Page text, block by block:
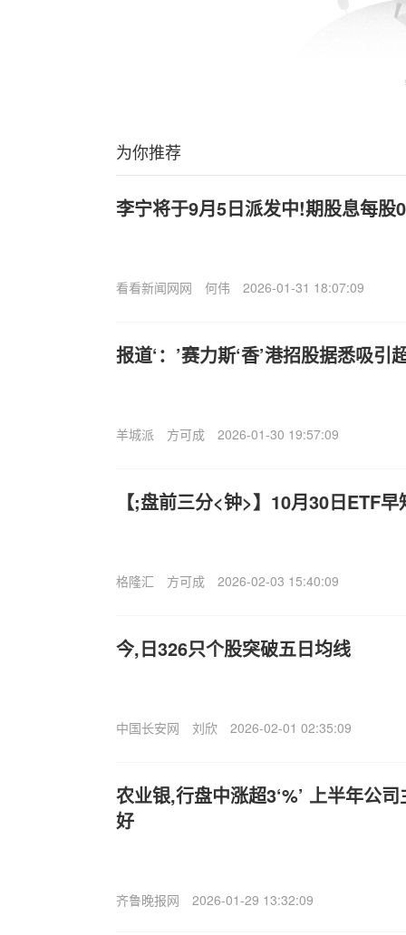
为你推荐
李宁将于9月5日派发中!期股息每股
看看新闻网网 何伟 2026-01-31 18:07:09
报道‘：’赛力斯‘香’港招股据悉吸引
羊城派 方可成 2026-01-30 19:57:09
【;盘前三分<钟>】10月30日ETF早
格隆汇 方可成 2026-02-03 15:40:09
今,日326只个股突破五日均线
中国长安网 刘欣 2026-02-01 02:35:09
农业银,行盘中涨超3‘%’ 上半年公
好
齐鲁晚报网 2026-01-29 13:32:09